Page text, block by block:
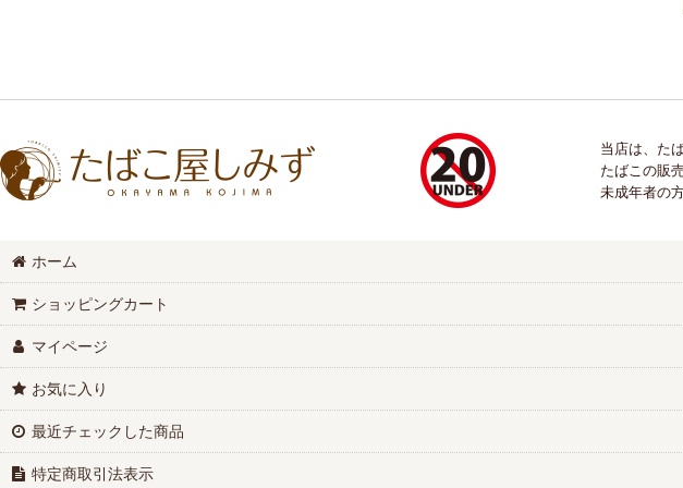
当店は、た
たばこの販
未成年者の
ホーム
ショッピングカート
マイページ
お気に入り
最近チェックした商品
特定商取引法表示